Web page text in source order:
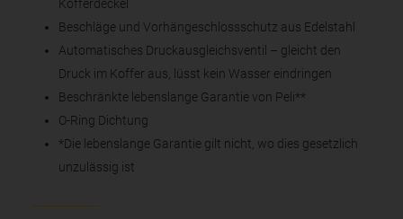
Kofferdeckel
Beschläge und Vorhängeschlossschutz aus Edelstahl
Automatisches Druckausgleichsventil – gleicht den
Druck im Koffer aus, lüsst kein Wasser eindringen
Beschränkte lebenslange Garantie von Peli**
O-Ring Dichtung
*Die lebenslange Garantie gilt nicht, wo dies gesetzlich
unzulässig ist